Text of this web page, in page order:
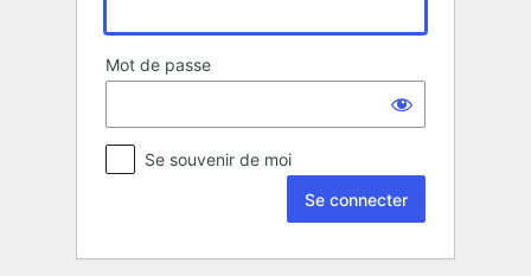
Mot de passe
Se souvenir de moi